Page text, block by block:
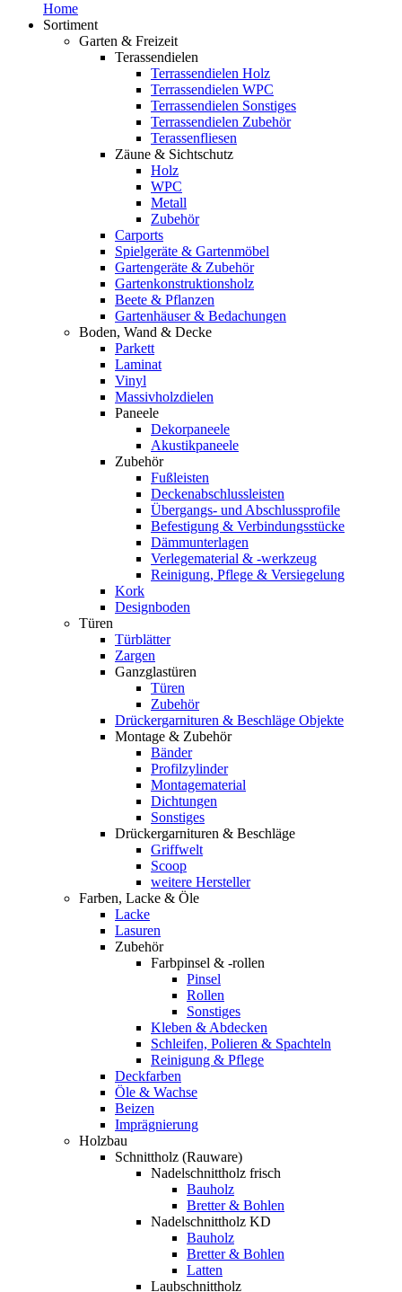
Home
Sortiment
Garten & Freizeit
Terassendielen
Terrassendielen Holz
Terrassendielen WPC
Terrassendielen Sonstiges
Terrassendielen Zubehör
Terassenfliesen
Zäune & Sichtschutz
Holz
WPC
Metall
Zubehör
Carports
Spielgeräte & Gartenmöbel
Gartengeräte & Zubehör
Gartenkonstruktionsholz
Beete & Pflanzen
Gartenhäuser & Bedachungen
Boden, Wand & Decke
Parkett
Laminat
Vinyl
Massivholzdielen
Paneele
Dekorpaneele
Akustikpaneele
Zubehör
Fußleisten
Deckenabschlussleisten
Übergangs- und Abschlussprofile
Befestigung & Verbindungsstücke
Dämmunterlagen
Verlegematerial & -werkzeug
Reinigung, Pflege & Versiegelung
Kork
Designboden
Türen
Türblätter
Zargen
Ganzglastüren
Türen
Zubehör
Drückergarnituren & Beschläge Objekte
Montage & Zubehör
Bänder
Profilzylinder
Montagematerial
Dichtungen
Sonstiges
Drückergarnituren & Beschläge
Griffwelt
Scoop
weitere Hersteller
Farben, Lacke & Öle
Lacke
Lasuren
Zubehör
Farbpinsel & -rollen
Pinsel
Rollen
Sonstiges
Kleben & Abdecken
Schleifen, Polieren & Spachteln
Reinigung & Pflege
Deckfarben
Öle & Wachse
Beizen
Imprägnierung
Holzbau
Schnittholz (Rauware)
Nadelschnittholz frisch
Bauholz
Bretter & Bohlen
Nadelschnittholz KD
Bauholz
Bretter & Bohlen
Latten
Laubschnittholz